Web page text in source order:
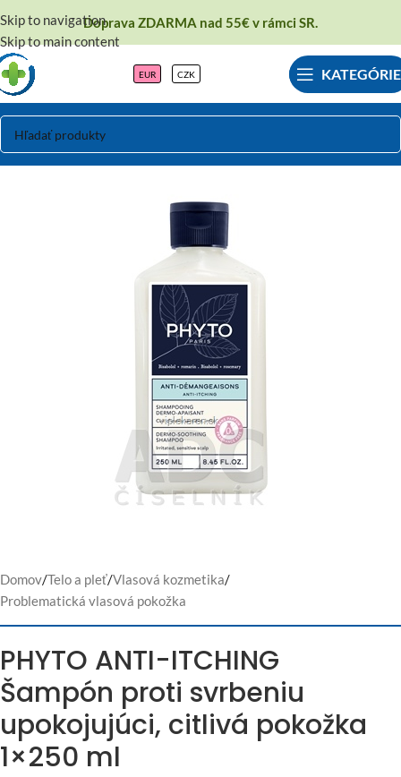
Skip to navigation
Skip to main content
Doprava ZDARMA nad 55€ v rámci SR.
EUR CZK KATEGÓRIE
Domov/Telo a pleť/Vlasová kozmetika/
Problematická vlasová pokožka
PHYTO ANTI-ITCHING
Šampón proti svrbeniu
upokojujúci, citlivá pokožka
1×250 ml